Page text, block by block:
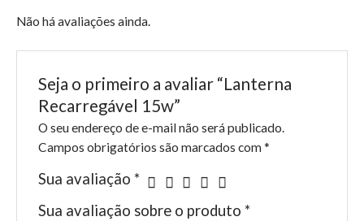
Não há avaliações ainda.
Seja o primeiro a avaliar “Lanterna
Recarregável 15w”
O seu endereço de e-mail não será publicado.
Campos obrigatórios são marcados com *
Sua avaliação *
Sua avaliação sobre o produto *